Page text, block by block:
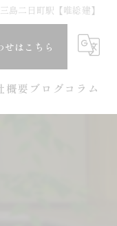
島二日町駅【唯総建】
せはこちら
概要 ブログ コラム